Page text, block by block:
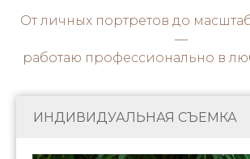
От личных портретов до
—
работаю профессионально в